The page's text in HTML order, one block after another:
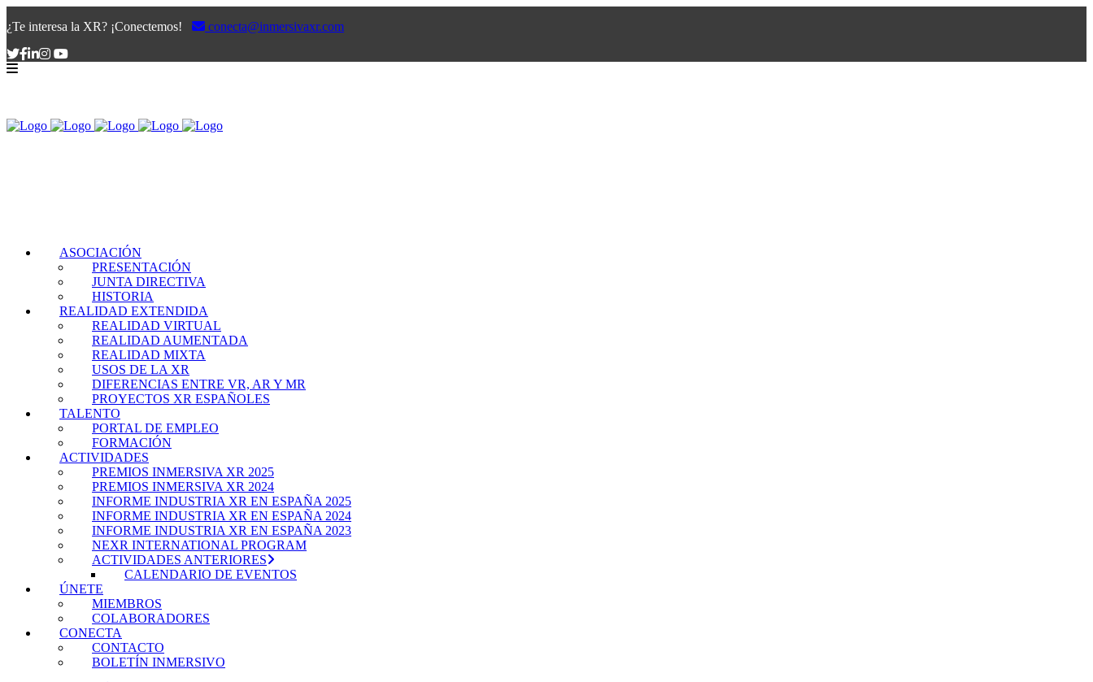
¿Te interesa la XR? ¡Conectemos! conecta@inmersivaxr.com
ASOCIACIÓN
PRESENTACIÓN
JUNTA DIRECTIVA
HISTORIA
REALIDAD EXTENDIDA
REALIDAD VIRTUAL
REALIDAD AUMENTADA
REALIDAD MIXTA
USOS DE LA XR
DIFERENCIAS ENTRE VR, AR Y MR
PROYECTOS XR ESPAÑOLES
TALENTO
PORTAL DE EMPLEO
FORMACIÓN
ACTIVIDADES
PREMIOS INMERSIVA XR 2025
PREMIOS INMERSIVA XR 2024
INFORME INDUSTRIA XR EN ESPAÑA 2025
INFORME INDUSTRIA XR EN ESPAÑA 2024
INFORME INDUSTRIA XR EN ESPAÑA 2023
NEXR INTERNATIONAL PROGRAM
ACTIVIDADES ANTERIORES
CALENDARIO DE EVENTOS
ÚNETE
MIEMBROS
COLABORADORES
CONECTA
CONTACTO
BOLETÍN INMERSIVO